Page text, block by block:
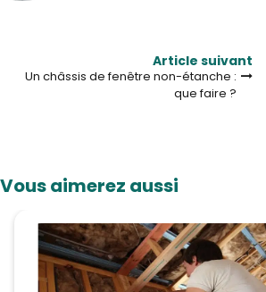
Article suivant
Un châssis de fenêtre non-étanche :
que faire ?
Vous aimerez aussi